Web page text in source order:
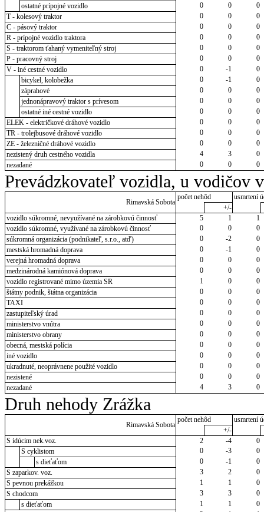
ostatné prípojné vozidlo
0 0
0
T - kolesový traktor
0 0
0
C - pásový traktor
0 0
0
R - prípojné vozidlo traktora
0 0
0
S - traktorom ťahaný vymeniteľný stroj
0 0
0
P - pracovný stroj
0 0
0
V - iné cestné vozidlo
0 -1
0
bicykel, kolobežka
0 -1
0
záprahové
0 0
0
jednonápravový traktor s prívesom
0 0
0
ostatné iné cestné vozidlo
0 0
0
ELEK - električkové dráhové vozidlo
0 0
0
TR - trolejbusové dráhové vozidlo
0 0
0
ZE - železničné dráhové vozidlo
0 0
0
nezistený druh cestného vozidla
4 3
0
nezadané
0 0 0
Prevádzkovateľ vozidla, u vodičov
Rimavská Sobota
počet nehôd
usmrtení
+/-
vozidlo súkromné, nevyužívané na zárobkovú činnosť
5 1
1
vozidlo súkromné, využívané na zárobkovú činnosť
0 0
0
súkromná organizácia (podnikateľ, s.r.o., atď)
0 -2
0
mestská hromadná doprava
0 -1
0
verejná hromadná doprava
0 0
0
medzinárodná kamiónová doprava
0 0
0
vozidlo registrované mimo územia SR
1 0
0
štátny podnik, štátna organizácia
0 0
0
TAXI
0 0
0
zastupiteľský úrad
0 0
0
ministerstvo vnútra
0 0
0
ministerstvo obrany
0 0
0
obecná, mestská polícia
0 0
0
iné vozidlo
0 0
0
ukradnuté, neoprávnene použité vozidlo
0 0
0
nezistené
0 0
0
nezadané
4 3 0
Druh nehody Zrážka
Rimavská Sobota
počet nehôd
usmrtení
+/-
S idúcim nek.voz.
2 -4
0
S cyklistom
0 -3
0
s dieťaťom
0 -1
0
S zaparkov. voz.
3 2
0
S pevnou prekážkou
1 1
0
S chodcom
3 3
0
s dieťaťom
1 1
0